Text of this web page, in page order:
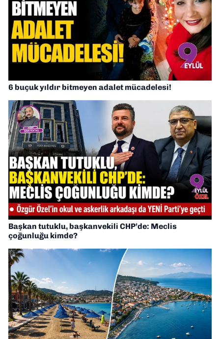
6 buçuk yıldır bitmeyen adalet mücadelesi!
Başkan tutuklu, başkanvekili CHP’de: Meclis
çoğunluğu kimde?